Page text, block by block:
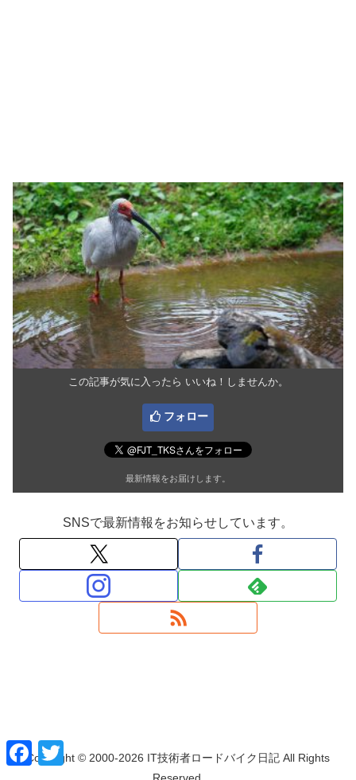
この記事が気に入ったら いいね！しませんか。
フォロー
最新情報をお届けします。
SNSで最新情報をお知らせしています。
Copyright © 2000-2026 IT技術者ロードバイク日記 All Rights
F
a
w